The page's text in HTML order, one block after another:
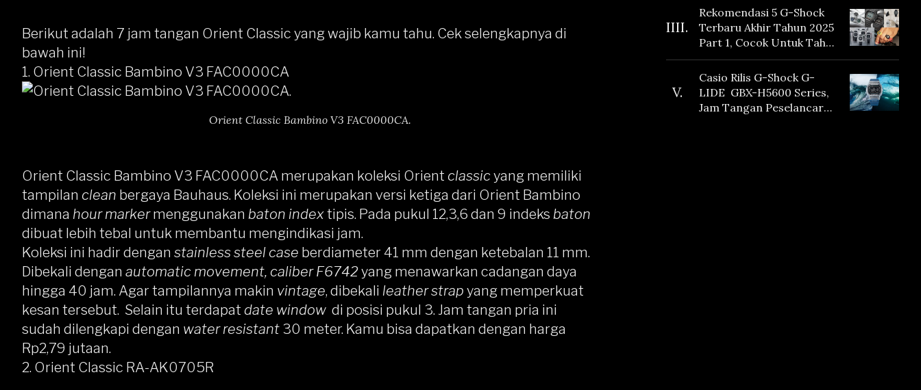
Berikut adalah 7 jam tangan Orient Classic yang wajib kamu tahu. Cek selengkapnya di
bawah ini!
1. Orient Classic Bambino V3 FAC0000CA
Orient Classic Bambino V3 FAC0000CA.
Orient Classic Bambino V3 FAC0000CA merupakan koleksi Orient classicyang memiliki
tampilan clean bergaya Bauhaus. Koleksi ini merupakan versi ketiga dari Orient Bambino
dimana hour markermenggunakan baton indextipis. Pada pukul 12,3,6 dan 9 indeks baton
dibuat lebih tebal untuk membantu mengindikasi jam.
Koleksi ini hadir dengan stainless steel case berdiameter 41 mm dengan ketebalan 11 mm.
Dibekali dengan automatic movement, caliber F6742yang menawarkan cadangan daya
hingga 40 jam. Agar tampilannya makin vintage, dibekali leather strap yang memperkuat
kesan tersebut. Selain itu terdapat date window di posisi pukul 3. Jam tangan pria ini
sudah dilengkapi dengan water resistant 30 meter. Kamu bisa dapatkan dengan harga
Rp2,79 jutaan.
2. Orient Classic RA-AK0705R
dan Fitur Vibration
IIII.
Rekomendasi 5 G-Shock
Terbaru Akhir Tahun 2025
Part 1, Cocok Untuk Tahun
Baru!
V.
Casio Rilis G-Shock G-
LIDE GBX-H5600 Series,
Jam Tangan Peselancar